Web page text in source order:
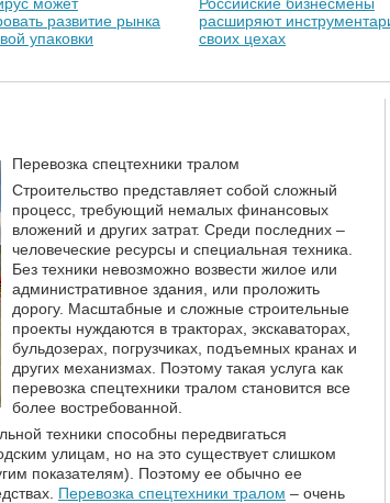
развитие рынка
упаковки
расширяют
своих цехах
Перевозка спецтехники тралом
Строительство представляет собой сложный
процесс, требующий немалых финансовых
вложений и других затрат. Среди последних –
человеческие ресурсы и специальная техника.
Без техники невозможно возвести жилое или
административное здания, или проложить
дорогу. Масштабные и сложные строительные
проекты нуждаются в тракторах, экскаваторах,
бульдозерах, погрузчиках, подъемных кранах и
других механизмах. Поэтому такая услуга как
перевозка спецтехники тралом становится все
более востребованной.
техники способны передвигаться
улицам, но на это существует слишком
показателям). Поэтому ее обычно ее
Перевозка спецтехники тралом – очень